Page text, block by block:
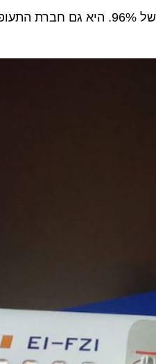
ריינאייר היא חברת הלואו-קוסט הגדולה באירופה והטיסה בשנת 2018 יותר מ-139 מיליון נוסעים בתפוסה של 96%. היא גם חברת התעופה